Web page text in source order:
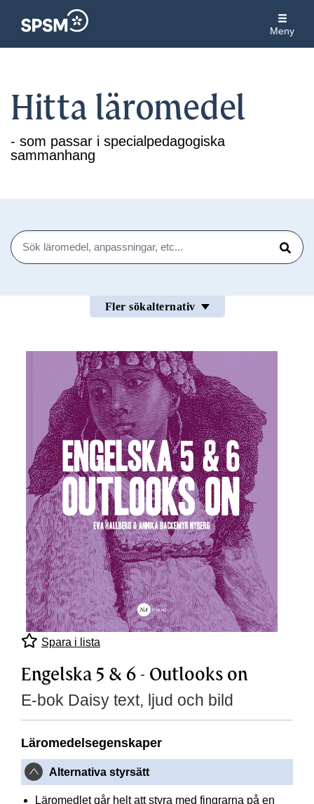
Meny
Hitta läromedel
- som passar i specialpedagogiska
sammanhang
Sök
Sök
Fler sökalternativ
Spara i lista
Engelska 5 & 6 - Outlooks on
E-bok Daisy text, ljud och bild
Läromedelsegenskaper
Alternativa styrsätt
Läromedlet går helt att styra med fingrarna på en